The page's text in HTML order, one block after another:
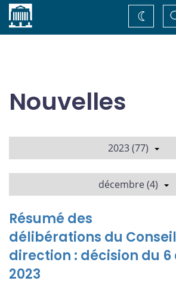
Accueil
de
Nouvelles
2023 (77)
décembre (4)
Résumé des
délibérations du
direction : décision du
2023